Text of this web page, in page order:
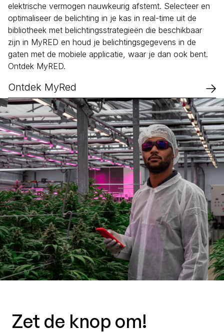
elektrische vermogen nauwkeurig afstemt. Selecteer en
optimaliseer de belichting in je kas in real-time uit de
bibliotheek met belichtingsstrategieën die beschikbaar
zijn in MyRED en houd je belichtingsgegevens in de
gaten met de mobiele applicatie, waar je dan ook bent.
Ontdek MyRED.
Ontdek MyRed
Zet de knop om!